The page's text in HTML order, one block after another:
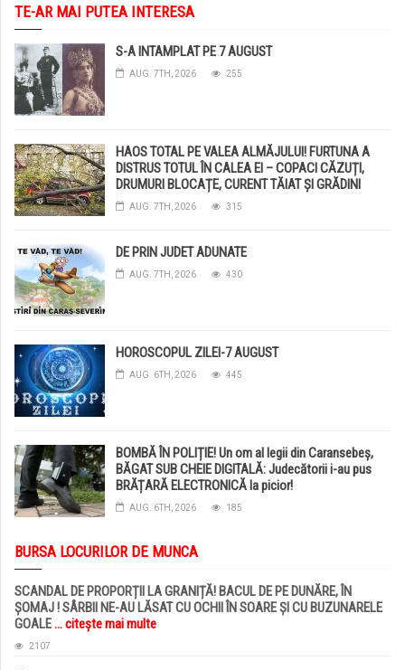
TE-AR MAI PUTEA INTERESA
S-A INTAMPLAT PE 7 AUGUST
AUG. 7TH, 2026 255
HAOS TOTAL PE VALEA ALMĂJULUI! FURTUNA A
DISTRUS TOTUL ÎN CALEA EI – COPACI CĂZUȚI,
DRUMURI BLOCAȚE, CURENT TĂIAT ȘI GRĂDINI
DISTRUSE DE GRINDINĂ!
AUG. 7TH, 2026 315
DE PRIN JUDET ADUNATE
AUG. 7TH, 2026 430
HOROSCOPUL ZILEI-7 AUGUST
AUG. 6TH, 2026 445
BOMBĂ ÎN POLIȚIE! Un om al legii din Caransebeș,
BĂGAT SUB CHEIE DIGITALĂ: Judecătorii i-au pus
BRĂȚARĂ ELECTRONICĂ la picior!
AUG. 6TH, 2026 185
BURSA LOCURILOR DE MUNCA
SCANDAL DE PROPORȚII LA GRANIȚĂ! BACUL DE PE DUNĂRE, ÎN
ȘOMAJ ! SÂRBII NE-AU LĂSAT CU OCHII ÎN SOARE ȘI CU BUZUNARELE
GOALE... citește mai multe
2107